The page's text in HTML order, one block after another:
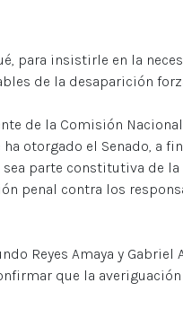
para insistirle en la
de la desaparición
de la Comisión
otorgado el Senado, a
parte constitutiva de
penal contra los
Reyes Amaya y Gabriel
que la